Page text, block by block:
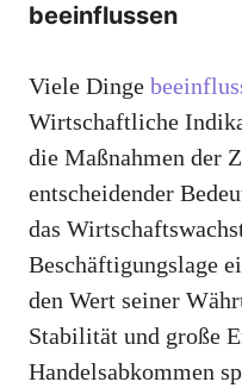
beeinflussen
Viele Dinge
Wirtschaftliche
die Maßnahmen der
entscheidender
das
Beschäftigungslage
den Wert seiner
Stabilität und große
Handelsabkommen